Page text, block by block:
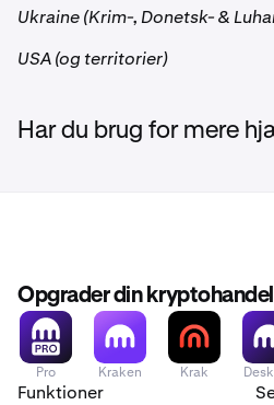
Ukraine (Krim-, Donetsk- &
USA (og territorier)
Har du brug for mere
Opgrader din
Pro Kraken Krak
Funktioner